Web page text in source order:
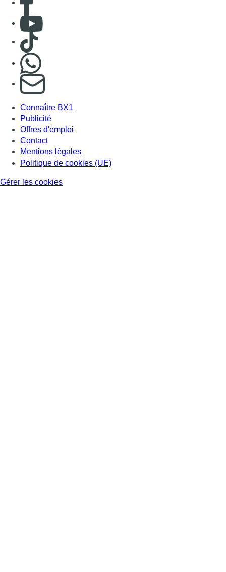
Consulter Youtube
Consulter TikTok
S'abonner à notre newsletter
Connaître BX1
Publicité
Offres d'emploi
Contact
Mentions légales
Politique de cookies (UE)
Gérer les cookies